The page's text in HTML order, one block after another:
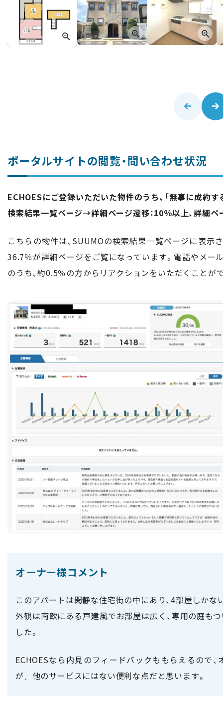
ポータルサイトの閲覧・問い合わせ状況
ECHOESにご登録いただいた物件のうち、「無事に成約
検索結果一覧ページ→詳細ページ遷移：10％以上、詳細
こちらの物件は、SUUMOの検索結果一覧ページに表
36.7％が詳細ページをご覧になっています。電話やメー
のうち、約0.5％の方からリアクションをいただくことが
オーナー様コメント
このアパートは閑静な住宅街の中にあり、4部屋しかな
外観は南欧にある戸建風でお部屋は広く、専用の庭も
した。
ECHOESなら内見のフィードバックももらえるので
が
他のサービスにはない便利な点だと思います。